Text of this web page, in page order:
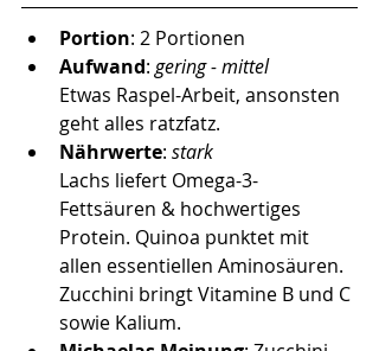
Portion: 2 Portionen
Aufwand: gering - mittel
Etwas Raspel-Arbeit, ansonsten
geht alles ratzfatz.
Nährwerte: stark
Lachs liefert Omega-3-
Fettsäuren & hochwertiges
Protein. Quinoa punktet mit
allen essentiellen Aminosäuren.
Zucchini bringt Vitamine B und C
sowie Kalium.